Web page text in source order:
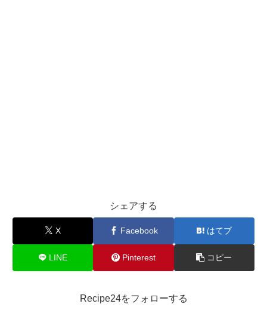
シェアする
X Facebook はてブ
LINE Pinterest コピー
Recipe24をフォローする